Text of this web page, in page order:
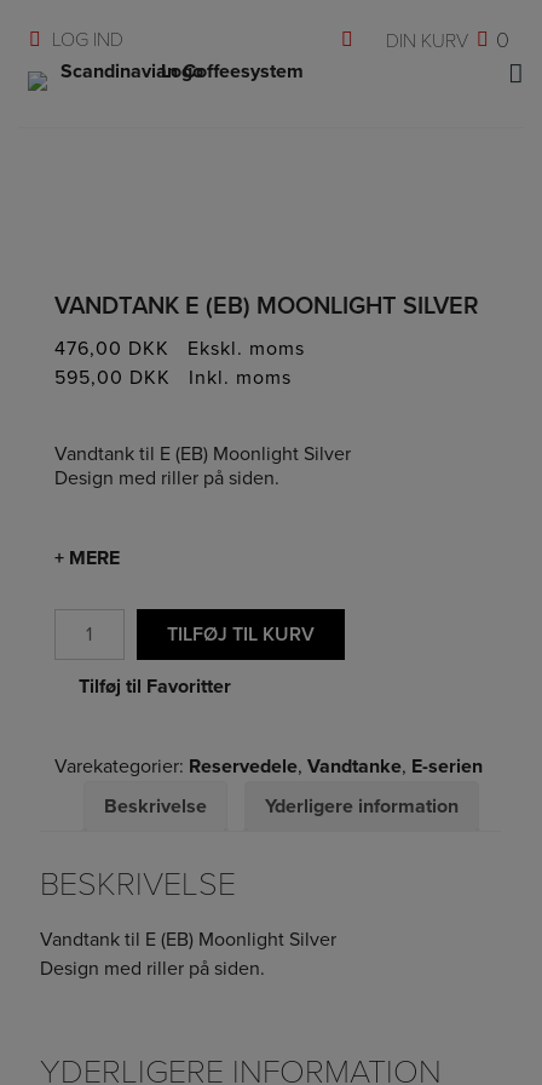
Hop
indholdet
0
VANDTANK E (EB) MOONLIGHT SILVER
476,00 DKK
Ekskl. moms
595,00 DKK Inkl. moms
Vandtank til E (EB) Moonlight Silver
Design med riller på siden.
+ MERE
Antal TILFØJ TIL KURV
Tilføj til Favoritter
Varekategorier: Reservedele, Vandtanke, E-serien
Beskrivelse
Yderligere information
BESKRIVELSE
Vandtank til E (EB) Moonlight Silver
Design med riller på siden.
YDERLIGERE INFORMATION